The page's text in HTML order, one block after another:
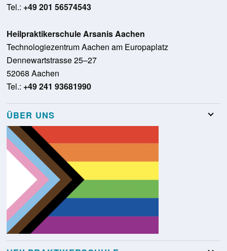
Tel.: +49 201 56574543
Heilpraktikerschule Arsanis Aachen
Technologiezentrum Aachen am Europaplatz
Dennewartstrasse 25–27
52068 Aachen
Tel.: +49 241 93681990
ÜBER UNS
Team
Stellenangebote
Presse
Schulungsraumvermietung
Glossar
Kontakt